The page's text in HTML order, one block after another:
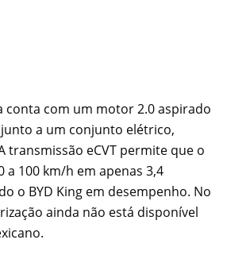
conta com um motor 2.0 aspirado
a um conjunto elétrico,
transmissão eCVT permite que o
a 100 km/h em apenas 3,4
o BYD King em desempenho. No
ainda não está disponível